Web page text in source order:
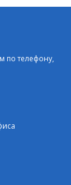
по телефону,